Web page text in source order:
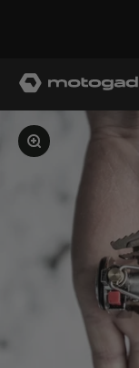
motogadget GmbH
Ampliar la imagen